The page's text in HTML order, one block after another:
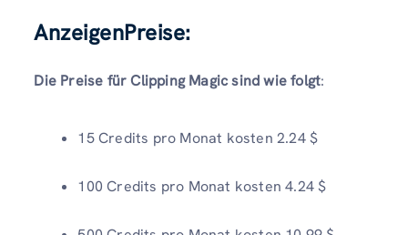
AnzeigenPreise:
Die Preise für Clipping Magic sind wie folgt:
15 Credits pro Monat kosten 2.24 $
100 Credits pro Monat kosten 4.24 $